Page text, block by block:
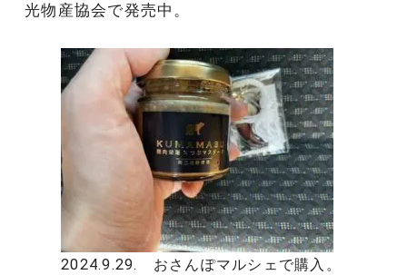
光物産協会で発売中。
2024.9.29. おさんぽマルシェで購入。